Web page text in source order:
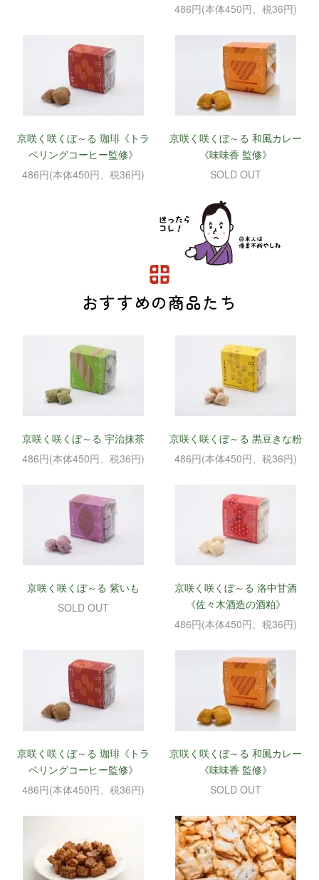
486円(本体450円、税36円)
京咲く咲くぼ～る 珈琲《トラ
ベリングコーヒー監修》
486円(本体450円、税36円)
京咲く咲くぼ～る 和風カレー
《味味香 監修》
SOLD OUT
おすすめの商品たち
京咲く咲くぼ～る 宇治抹茶
486円(本体450円、税36円)
京咲く咲くぼ～る 黒豆きな粉
486円(本体450円、税36円)
京咲く咲くぼ～る 紫いも
SOLD OUT
京咲く咲くぼ～る 洛中甘酒
《佐々木酒造の酒粕》
486円(本体450円、税36円)
京咲く咲くぼ～る 珈琲《トラ
ベリングコーヒー監修》
486円(本体450円、税36円)
京咲く咲くぼ～る 和風カレー
《味味香 監修》
SOLD OUT